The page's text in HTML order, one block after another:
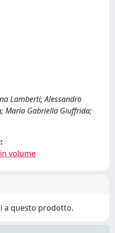
Lamberti; Alessandro
Maria Gabriella Giuffrida;
volume
a questo prodotto.